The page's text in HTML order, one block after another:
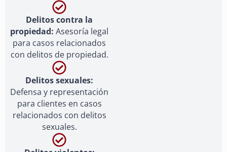
Delitos contra la
propiedad: Asesoría legal
para casos relacionados
con delitos de propiedad.
Delitos sexuales:
Defensa y representación
para clientes en casos
relacionados con delitos
sexuales.